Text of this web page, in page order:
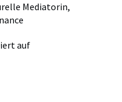
Mediatorin,
auf